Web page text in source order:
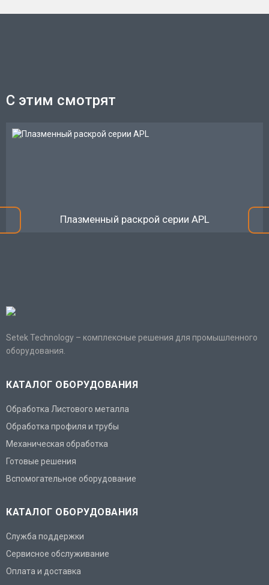
С этим смотрят
Плазменный раскрой серии APL
Setek Technology – комплексные решения для промышленного
оборудования.
КАТАЛОГ ОБОРУДОВАНИЯ
Обработка Листового металла
Обработка профиля и трубы
Механическая обработка
Готовые решения
Вспомогательное оборудование
КАТАЛОГ ОБОРУДОВАНИЯ
Служба поддержки
Сервисное обслуживание
Оплата и доставка